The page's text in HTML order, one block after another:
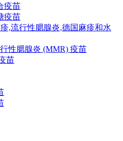
疫苗
疫苗
,流行性腮腺炎,德国麻疹和水
性腮腺炎 (MMR) 疫苗
苗